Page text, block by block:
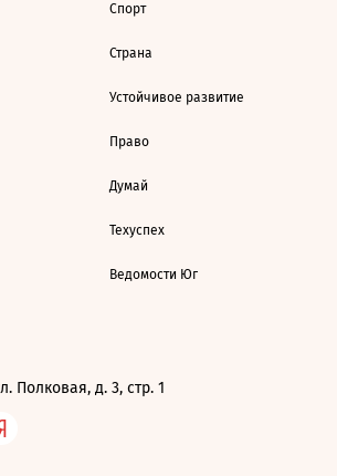
Спорт
Страна
Устойчивое развитие
Право
Думай
Техуспех
Ведомости Юг
Полковая, д. 3, стр. 1